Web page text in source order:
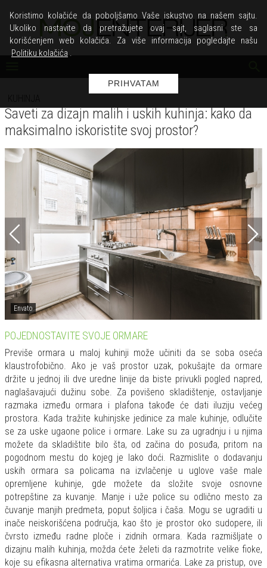
Saveti za dizajn malih i uskih kuhinja: kako da
maksimalno iskoristite svoj prostor?
Envato
POJEDNOSTAVITE SVOJE ORMARE
Previše ormara u maloj kuhinji može učiniti da se soba oseća
klaustrofobično. Ako je vaš prostor uzak, pokušajte da ormare
držite u jednoj ili dve uredne linije da biste privukli pogled napred,
naglašavajući dužinu sobe. Za povišeno skladištenje, ostavljanje
razmaka između ormara i plafona takođe će dati iluziju većeg
prostora. Kada tražite kuhinjske jedinice za male kuhinje, odlučite
se za uske ugaone police i ormare. Lake su za ugradnju i u njima
možete da skladištite bilo šta, od začina do posuđa, pritom na
pogodnom mestu do kojeg je lako doći. Razmislite o dodavanju
uskih ormara sa policama na izvlačenje u uglove vaše male
opremljene kuhinje, gde možete da složite svoje osnovne
potrepštine za kuvanje. Manje i uže police su odlično mesto za
čuvanje manjih predmeta, poput šoljica i čaša. Mogu se ugraditi u
inače neiskorišćena područja, kao što je prostor oko sudopere, ili
čvrsto između radne ploče i zidnih ormara. Kada razmišljate o
dizajnu malih kuhinja, možda ćete želeti da razmotrite velike fioke,
koje su efikasna alternativa vratima ormarića. Lake za pristup, ove
Koristimo kolačiće da poboljšamo Vaše iskustvo na našem sajtu.
Ukoliko nastavite da pretražujete ovaj sajt, saglasni ste sa
korišćenjem web kolačića. Za više informacija pogledajte našu
Politiku kolačića .
PRIHVATAM